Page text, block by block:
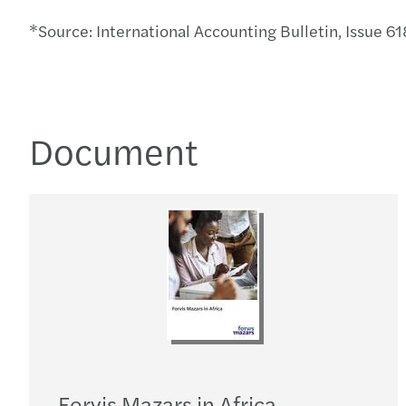
*Source: International Accounting Bulletin, Issue
Document